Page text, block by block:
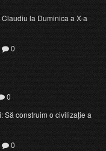
la Duminica a X-a
0
0
Să construim o civilizație a
0